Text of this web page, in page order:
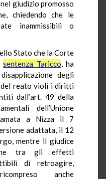
giudizio promosso
chiedendo che le
inammissibili o
Stato che la Corte
sentenza Taricco, ha
degli
del reato violi i diritti
dall’art. 49 della
dell’Unione
a Nizza il 7
adattata, il 12
mentre il giudice
tra gli effetti
di retroagire,
anche